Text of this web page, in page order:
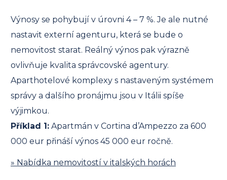
Výnosy se pohybují v úrovni 4 – 7 %. Je ale nutné
nastavit externí agenturu, která se bude o
nemovitost starat. Reálný výnos pak výrazně
ovlivňuje kvalita správcovské agentury.
Aparthotelové komplexy s nastaveným systémem
správy a dalšího pronájmu jsou v Itálii spíše
výjimkou.
Příklad 1: Apartmán v Cortina d’Ampezzo za 600
000 eur přináší výnos 45 000 eur ročně.
» Nabídka nemovitostí v italských horách